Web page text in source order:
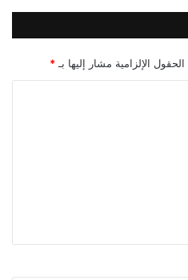
الحقول الإلزامية مشار إليها بـ *